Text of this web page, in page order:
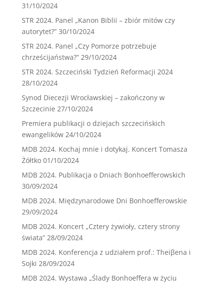
31/10/2024
STR 2024. Panel „Kanon Biblii – zbiór mitów czy
autorytet?” 30/10/2024
STR 2024. Panel „Czy Pomorze potrzebuje
chrześcijaństwa?” 29/10/2024
STR 2024. Szczeciński Tydzień Reformacji 2024
28/10/2024
Synod Diecezji Wrocławskiej – zakończony w
Szczecinie 27/10/2024
Premiera publikacji o dziejach szczecińskich
ewangelików 24/10/2024
MDB 2024. Kochaj mnie i dotykaj. Koncert Tomasza
Żółtko 01/10/2024
MDB 2024. Publikacja o Dniach Bonhoefferowskich
30/09/2024
MDB 2024. Międzynarodowe Dni Bonhoefferowskie
29/09/2024
MDB 2024. Koncert „Cztery żywioły, cztery strony
świata” 28/09/2024
MDB 2024. Konferencja z udziałem prof.: Theiβena i
Sojki 28/09/2024
MDB 2024. Wystawa „Ślady Bonhoeffera w życiu